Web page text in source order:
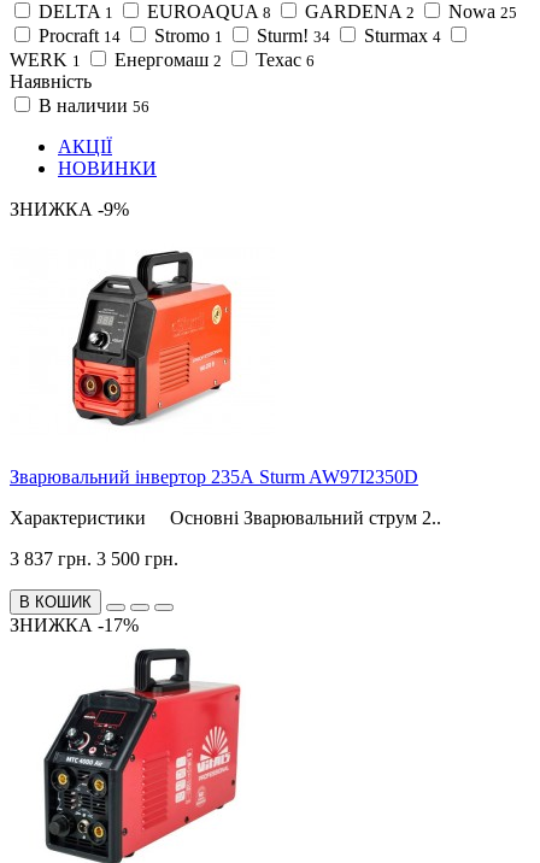
DELTA 1 EUROAQUA 8 GARDENA 2 Nowa 25
Procraft 14 Stromo 1 Sturm! 34 Sturmax 4
WERK 1 Енергомаш 2 Техас 6
Наявність
В наличии 56
АКЦІЇ
НОВИНКИ
ЗНИЖКА -9%
Зварювальний інвертор 235А Sturm AW97I2350D
Характеристики Основні Зварювальний струм 2..
3 837 грн. 3 500 грн.
В КОШИК
ЗНИЖКА -17%